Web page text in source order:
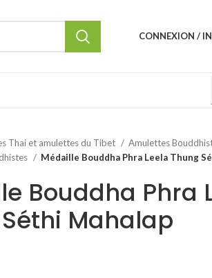
CONNEXION /
Thai et amulettes du Tibet
Amulettes
Médaille Bouddha Phra Leela Thung
Bouddha Phra
Mahalap